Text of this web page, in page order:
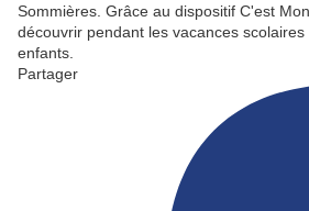
Sommières. Grâce au dispositif C'est
découvrir pendant les vacances
enfants.
Partager